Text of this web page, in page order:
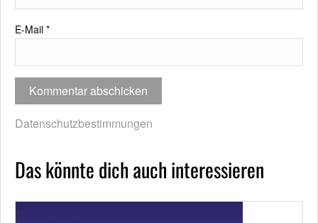
E-Mail *
Datenschutzbestimmungen
Das könnte dich auch interessieren